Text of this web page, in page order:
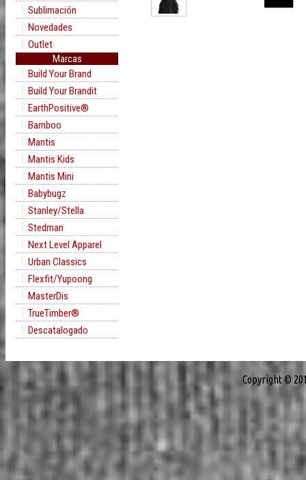
Sublimación
Novedades
Outlet
Marcas
Build Your Brand
Build Your Brandit
EarthPositive®
Bamboo
Mantis
Mantis Kids
Mantis Mini
Babybugz
Stanley/Stella
Stedman
Next Level Apparel
Urban Classics
Flexfit/Yupoong
MasterDis
TrueTimber®
Descatalogado
Copyright ©